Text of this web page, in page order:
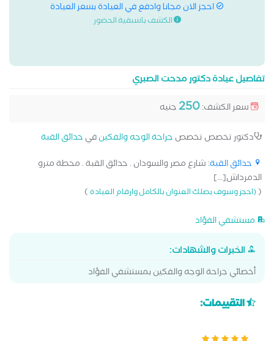
احجز الان مجانا وادفع في العيادة بسعر العيادة
الكشف باسبقية الحضور
تفاصيل عيادة دكتور مدحت الصبري
سعر الكشف:250جنيه
دكتور تخصص تخصص جراحة الوجه والفكينفي حدائق القبة
حدائق القبة: شارع مصر والسودان . حدائق القبة . محطة مترو
الدمرداش[...]
((احجز وسوف يصلك العنوان بالكامل وارقام العيادة)
مستشفي الفؤاد
الخبرات والشهادات:
أخصائي جراحة الوجه والفكين بمستشفي الفؤاد
التقييمات: